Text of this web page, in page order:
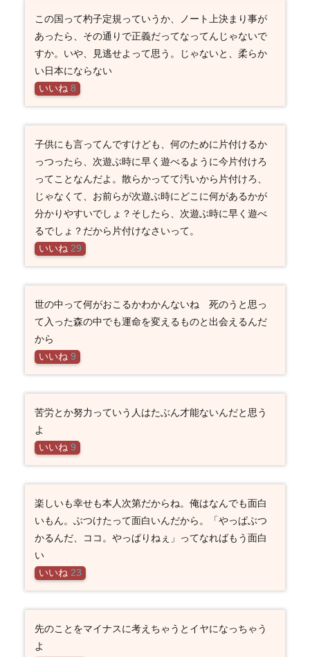
この国って杓子定規っていうか、ノート上決まり事が
あったら、その通りで正義だってなってんじゃないで
すか。いや、見逃せよって思う。じゃないと、柔らか
い日本にならない
いいね 8
子供にも言ってんですけども、何のために片付けるか
っつったら、次遊ぶ時に早く遊べるように今片付けろ
ってことなんだよ。散らかってて汚いから片付けろ、
じゃなくて、お前らが次遊ぶ時にどこに何があるかが
分かりやすいでしょ？そしたら、次遊ぶ時に早く遊べ
るでしょ？だから片付けなさいって。
いいね 29
世の中って何がおこるかわかんないね 死のうと思っ
て入った森の中でも運命を変えるものと出会えるんだ
から
いいね 9
苦労とか努力っていう人はたぶん才能ないんだと思う
よ
いいね 9
楽しいも幸せも本人次第だからね。俺はなんでも面白
いもん。ぶつけたって面白いんだから。「やっぱぶつ
かるんだ、ココ。やっぱりねぇ」ってなればもう面白
い
いいね 23
先のことをマイナスに考えちゃうとイヤになっちゃう
よ